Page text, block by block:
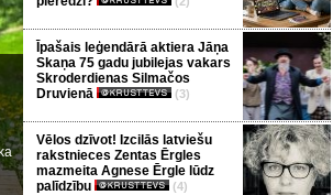
Īpašais leģendārā aktiera Jāņa
Skaņa 75 gadu jubilejas vakars
Skroderdienas Silmačos
Druvienā
(3)
Vēlos dzīvot! Izcilās latviešu
rakstnieces Zentas Ērgles
mazmeita Agnese Ērgle lūdz
palīdzību
(4)